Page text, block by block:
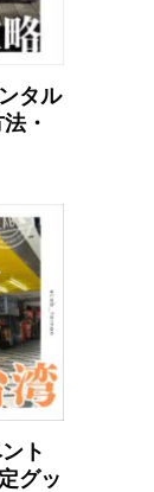
タル
・
ト
グッ